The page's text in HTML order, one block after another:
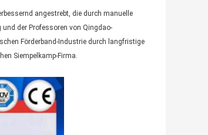
angestrebt, die durch manuelle
der Professoren von Qingdao-
Förderband-Industrie durch langfristige
Siempelkamp-Firma.